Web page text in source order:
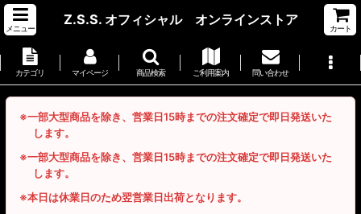
メニュー
Z.S.S. オフィシャル オンラインストア
カート
カテゴリ マイページ 商品検索 ご利用案内 問い合わせ
※一部大型商品を除き、営業日15時までの注文確定で即日発送いた
します。
※一部大型商品を除き、営業日15時までの注文確定で即日発送いた
します。
※本日は休業日のため翌営業日出荷となります。